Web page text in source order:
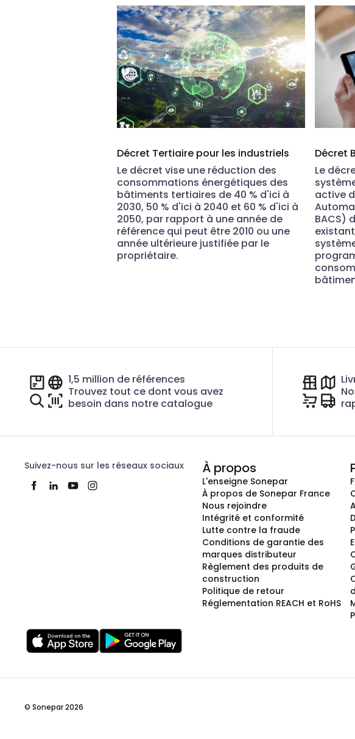
Décret Tertiaire pour les industriels
Le décret vise une réduction des
consommations énergétiques des
bâtiments tertiaires de 40 % d'ici à
2030, 50 % d'ici à 2040 et 60 % d'ici à
2050, par rapport à une année de
référence qui peut être 2010 ou une
année ultérieure justifiée par le
propriétaire.
Décret
Le
active
BACS)
1,5 million de références
Trouvez tout ce dont vous avez
besoin dans notre catalogue
Suivez-nous sur les réseaux sociaux À propos
L'enseigne Sonepar
À propos de Sonepar France
Nous rejoindre
Intégrité et conformité
Lutte contre la fraude
Conditions de garantie des
marques distributeur
Règlement des produits de
construction
Politique de retour
Réglementation REACH et RoHS
© Sonepar 2026